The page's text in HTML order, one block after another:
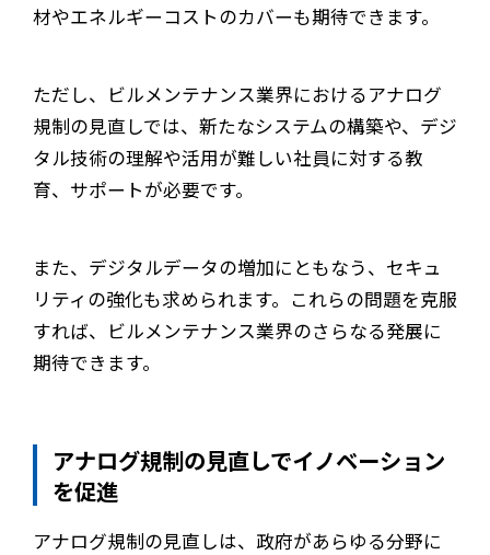
材やエネルギーコストのカバーも期待できます。
ただし、ビルメンテナンス業界におけるアナログ
規制の見直しでは、新たなシステムの構築や、デジ
タル技術の理解や活用が難しい社員に対する教
育、サポートが必要です。
また、デジタルデータの増加にともなう、セキュ
リティの強化も求められます。これらの問題を克服
すれば、ビルメンテナンス業界のさらなる発展に
期待できます。
アナログ規制の見直しでイノベーション
を促進
アナログ規制の見直しは、政府があらゆる分野に